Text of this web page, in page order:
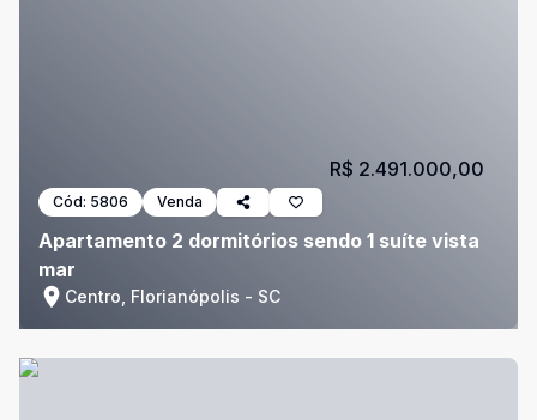
Cód: 5806 Venda
Apartamento 2 dormitórios sendo 1 suíte vista
mar
Centro, Florianópolis - SC
R$ 2.491.000,00